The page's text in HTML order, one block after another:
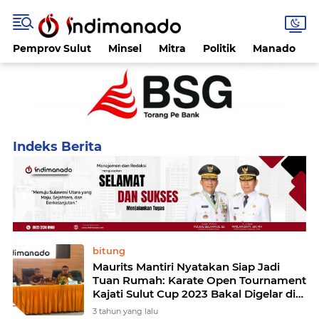
Pemprov Sulut Minsel Mitra Politik Manado
bitung
Maurits Mantiri Nyatakan Siap Jadi
Tuan Rumah: Karate Open Tournament
Kajati Sulut Cup 2023 Bakal Digelar di
Bitung
3 tahun yang lalu